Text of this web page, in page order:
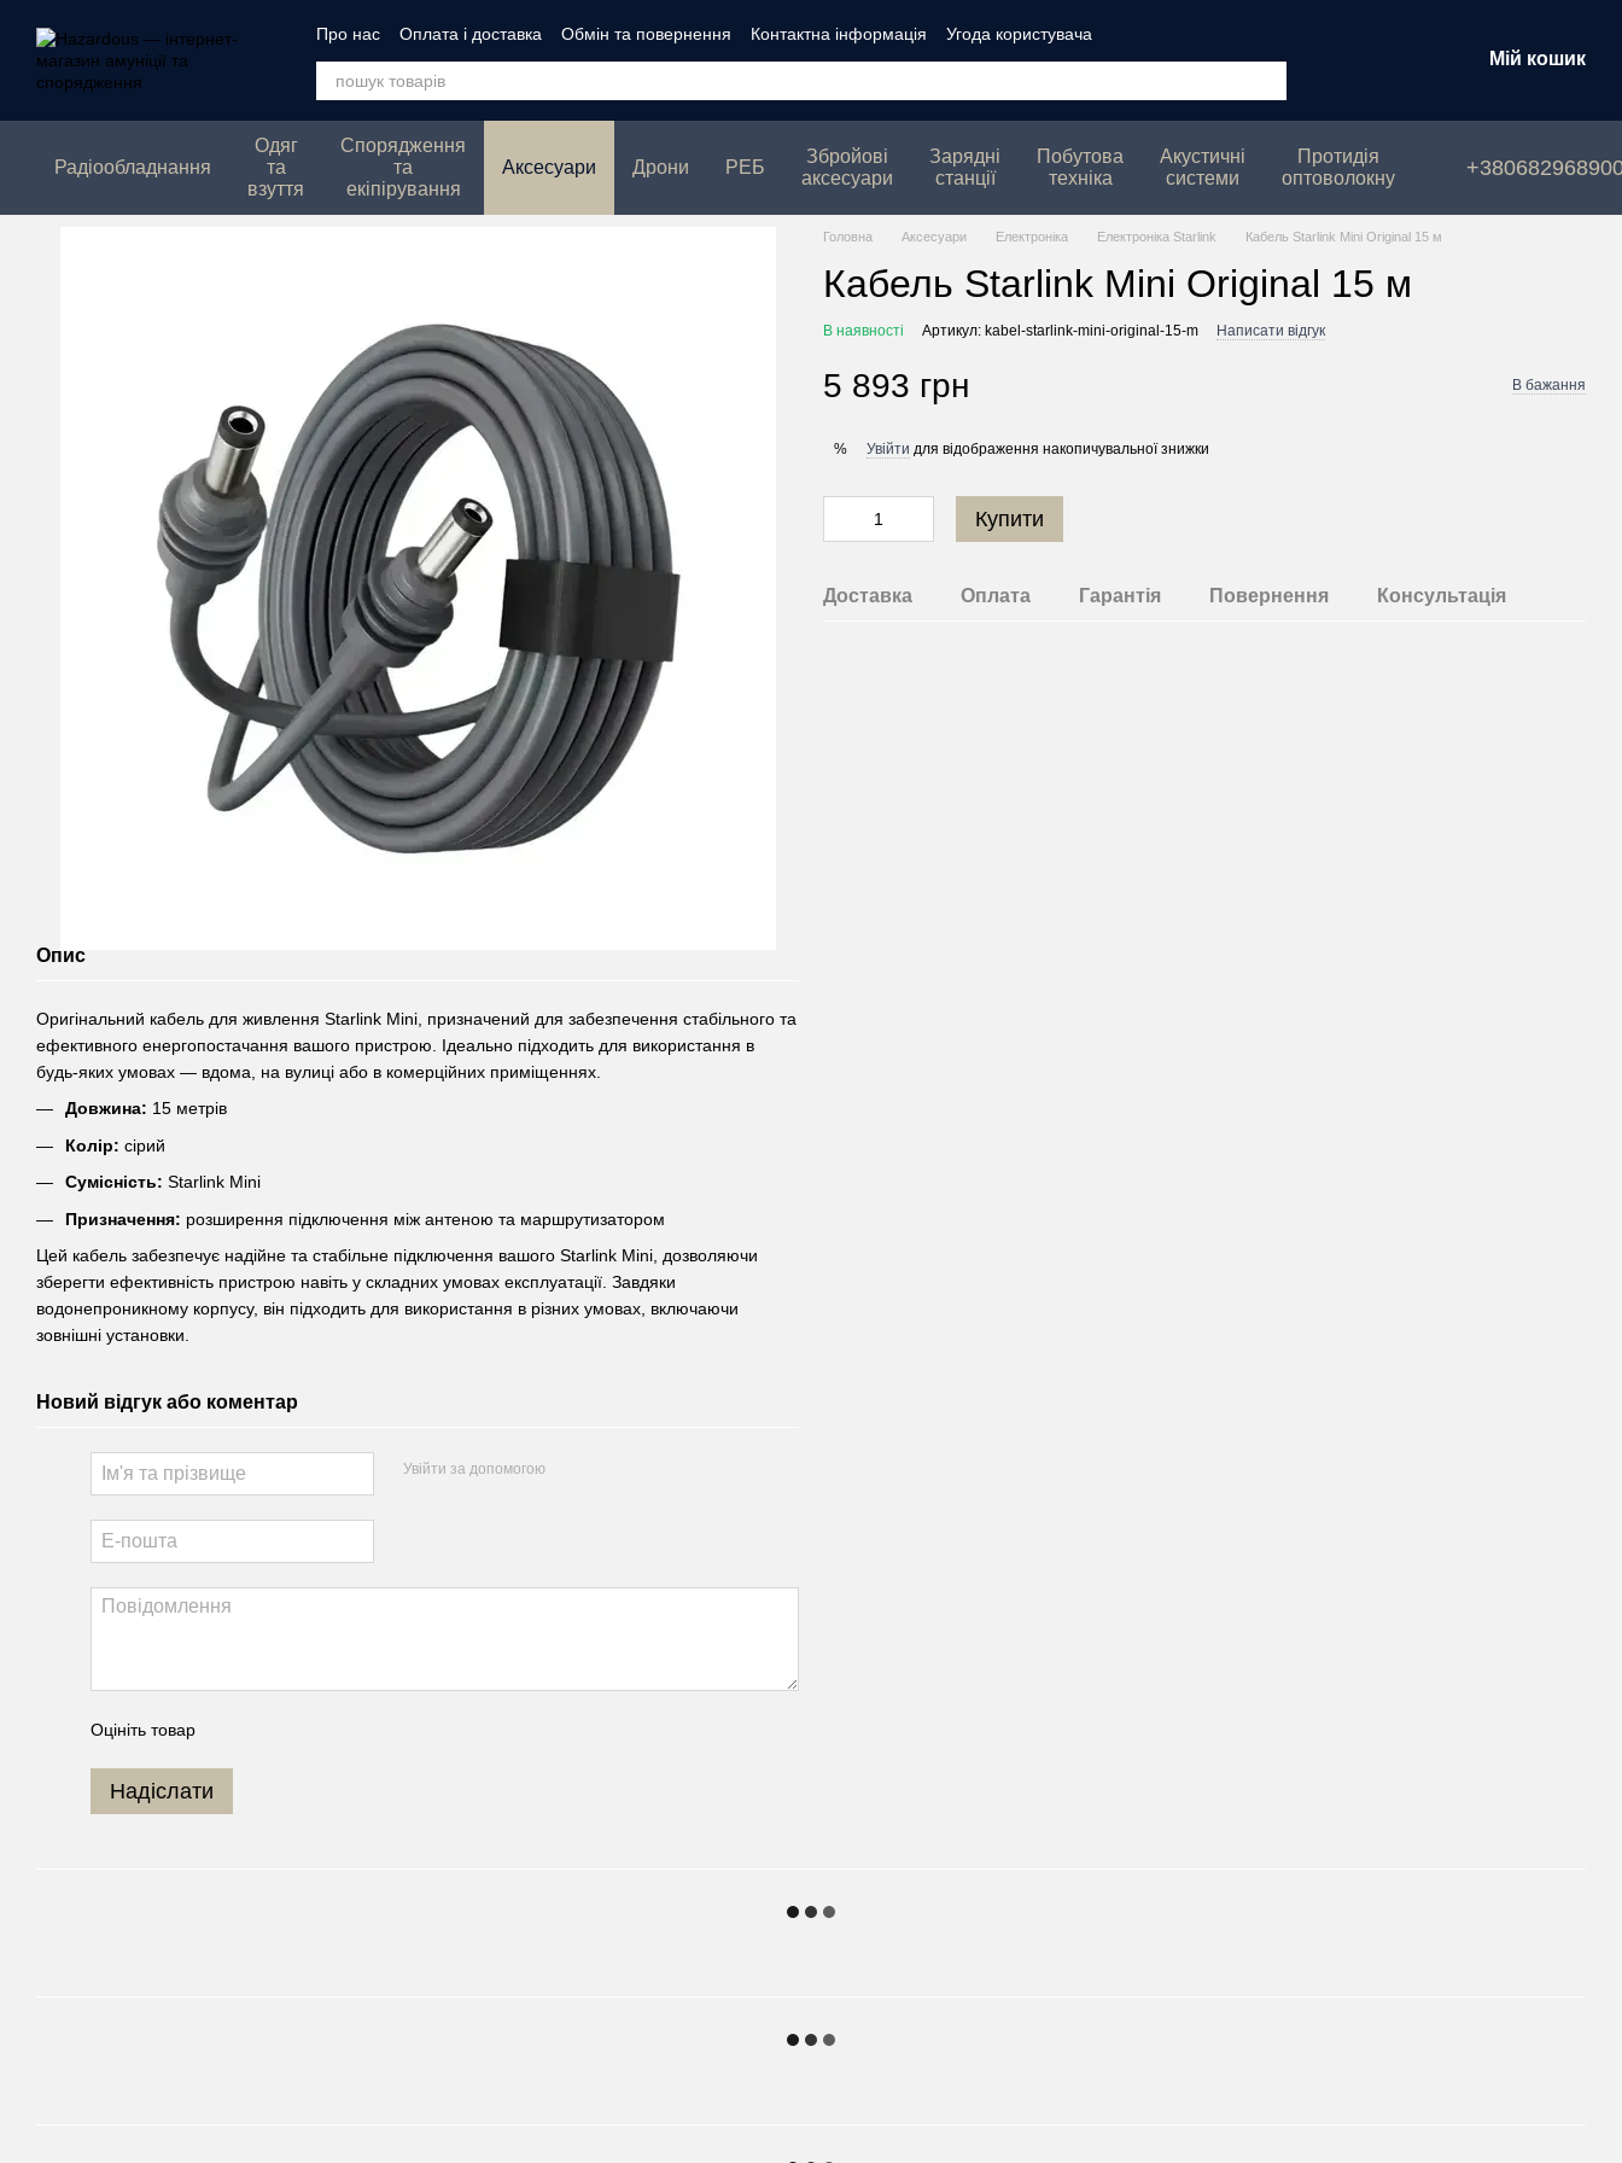
Про нас Оплата і доставка Обмін та повернення Контактна інформація
Угода користувача
Політика конфеденційності
Мій кошик
Радіообладнання
Одяг
та
взуття
Спорядження
та
екіпірування
Аксесуари Дрони РЕБ
Збройові
аксесуари
Зарядні
станції
Побутова
техніка
Акустичні
системи
Протидія
оптоволокну
Опис
Оригінальний кабель для живлення Starlink Mini, призначений для забезпечення стабільного та
ефективного енергопостачання вашого пристрою. Ідеально підходить для використання в
будь-яких умовах — вдома, на вулиці або в комерційних приміщеннях.
Довжина: 15 метрів
Колір: сірий
Сумісність: Starlink Mini
Призначення: розширення підключення між антеною та маршрутизатором
Цей кабель забезпечує надійне та стабільне підключення вашого Starlink Mini, дозволяючи
зберегти ефективність пристрою навіть у складних умовах експлуатації. Завдяки
водонепроникному корпусу, він підходить для використання в різних умовах, включаючи
зовнішні установки.
Новий відгук або коментар
Увійти за допомогою
Оцініть товар
Надіслати
Головна Аксесуари Електроніка Електроніка Starlink Кабель Starlink Mini Original 15 м
Кабель Starlink Mini Original 15 м
В наявності Артикул: kabel-starlink-mini-original-15-m Написати відгук
5 893 грн В бажання
% Увійти для відображення накопичувальної знижки
Купити
Доставка Оплата Гарантія Повернення Консультація